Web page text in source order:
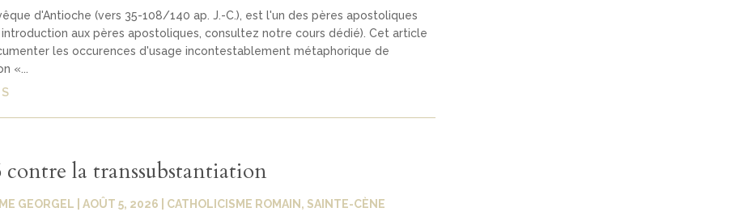
d'Antioche (vers 35-108/140 ap. J.-C.), est l'un des pères apostoliques
introduction aux pères apostoliques, consultez notre cours dédié). Cet article
les occurences d'usage incontestablement métaphorique de
«...
contre la transsubstantiation
GEORGEL AOÛT 5, 2026 CATHOLICISME ROMAIN , SAINTE-CÈNE